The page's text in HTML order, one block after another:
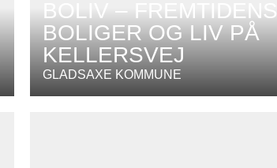
BOLIV – FREMTIDENS
BOLIGER OG LIV PÅ
KELLERSVEJ
GLADSAXE KOMMUNE